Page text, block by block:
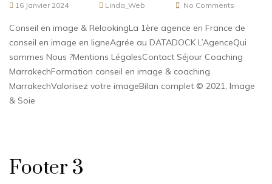
16 Janvier 2024 Linda_Web No Comments
Conseil en image & RelookingLa 1ère agence en France de
conseil en image en ligneAgrée au DATADOCK L’AgenceQui
sommes Nous ?Mentions LégalesContact Séjour Coaching
MarrakechFormation conseil en image & coaching
MarrakechValorisez votre imageBilan complet © 2021, Image
& Soie
Footer 3